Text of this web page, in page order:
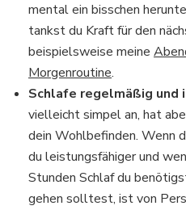
mental ein bisschen
tankst du Kraft für den
beispielsweise meine
Morgenroutine.
Schlafe regelmäßig und
vielleicht simpel an, hat
dein Wohlbefinden. Wenn
du leistungsfähiger und
Stunden Schlaf du
gehen solltest, ist von